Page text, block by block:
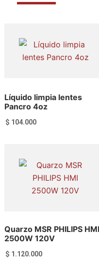
Líquido limpia lentes
Pancro 4oz
$ 104.000
Añadir al carrito
Quarzo MSR PHILIPS HMI
2500W 120V
$ 1.120.000